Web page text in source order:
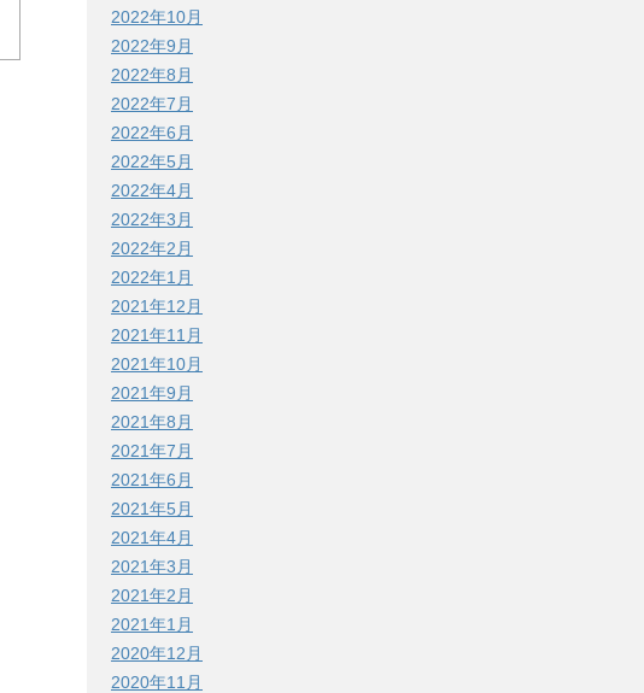
2022年10月
2022年9月
2022年8月
2022年7月
2022年6月
2022年5月
2022年4月
2022年3月
2022年2月
2022年1月
2021年12月
2021年11月
2021年10月
2021年9月
2021年8月
2021年7月
2021年6月
2021年5月
2021年4月
2021年3月
2021年2月
2021年1月
2020年12月
2020年11月